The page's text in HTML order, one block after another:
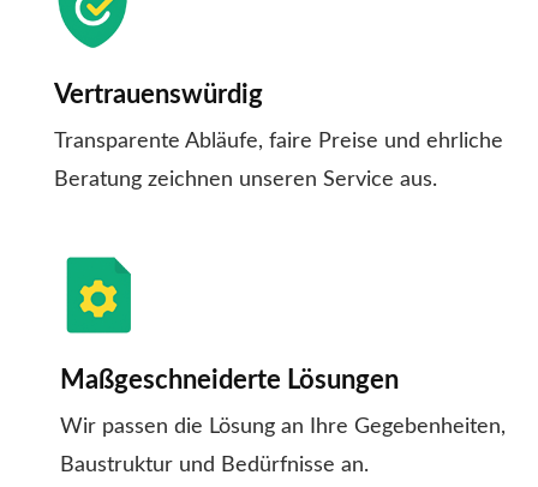
Vertrauenswürdig
Transparente Abläufe, faire Preise und ehrliche
Beratung zeichnen unseren Service aus.
Maßgeschneiderte Lösungen
Wir passen die Lösung an Ihre Gegebenheiten,
Baustruktur und Bedürfnisse an.